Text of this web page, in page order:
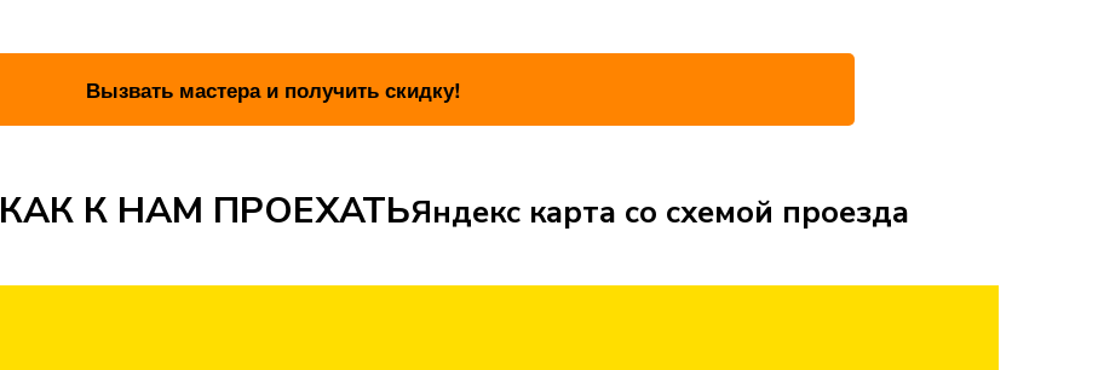
КАК К НАМ ПРОЕХАТЬЯндекс карта со схемой проезда